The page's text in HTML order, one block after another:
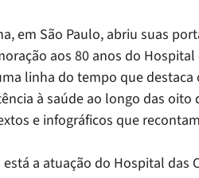
em São Paulo, abriu suas
aos 80 anos do
linha do tempo que
à saúde ao longo das
e infográficos que
a atuação do Hospital das